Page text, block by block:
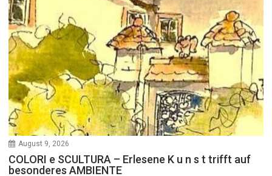
August 9, 2026
COLORI e SCULTURA – Erlesene K u n s t trifft auf
besonderes AMBIENTE